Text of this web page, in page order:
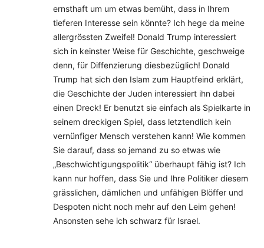
ernsthaft um um etwas bemüht, dass in Ihrem
tieferen Interesse sein könnte? Ich hege da meine
allergrössten Zweifel! Donald Trump interessiert
sich in keinster Weise für Geschichte, geschweige
denn, für Diffenzierung diesbezüglich! Donald
Trump hat sich den Islam zum Hauptfeind erklärt,
die Geschichte der Juden interessiert ihn dabei
einen Dreck! Er benutzt sie einfach als Spielkarte in
seinem dreckigen Spiel, dass letztendlich kein
vernünfiger Mensch verstehen kann! Wie kommen
Sie darauf, dass so jemand zu so etwas wie
„Beschwichtigungspolitik“ überhaupt fähig ist? Ich
kann nur hoffen, dass Sie und Ihre Politiker diesem
grässlichen, dämlichen und unfähigen Blöffer und
Despoten nicht noch mehr auf den Leim gehen!
Ansonsten sehe ich schwarz für Israel.